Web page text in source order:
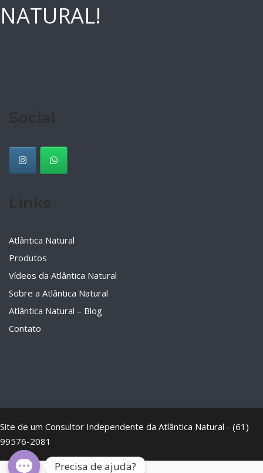
NATURAL!
Atlântica Natural
Produtos
Vídeos da Atlântica Natural
Sobre a Atlântica Natural
Atlântica Natural – Blog
Contato
Site de um Consultor Independente da Atlântica Natural - (61)
99576-2081
Precisa de ajuda?